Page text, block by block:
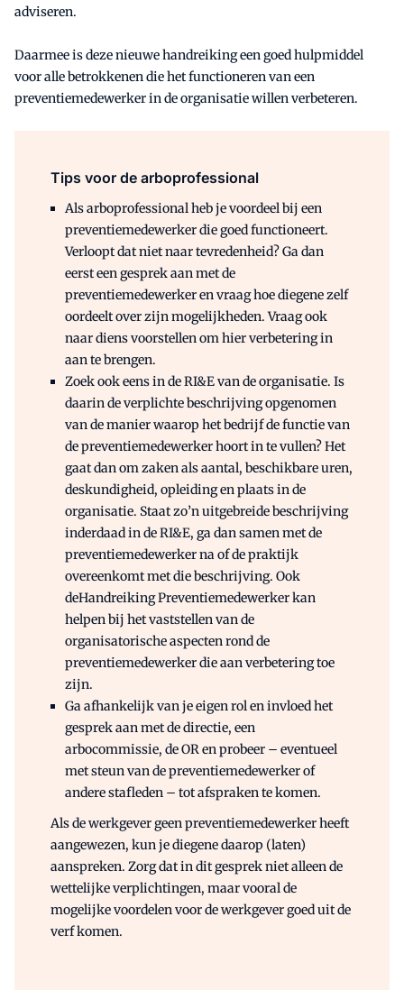
adviseren.
Daarmee is deze nieuwe handreiking een goed hulpmiddel
voor alle betrokkenen die het functioneren van een
preventiemedewerker in de organisatie willen verbeteren.
Tips voor de arboprofessional
Als arboprofessional heb je voordeel bij een
preventiemedewerker die goed functioneert.
Verloopt dat niet naar tevredenheid? Ga dan
eerst een gesprek aan met de
preventiemedewerker en vraag hoe diegene zelf
oordeelt over zijn mogelijkheden. Vraag ook
naar diens voorstellen om hier verbetering in
aan te brengen.
Zoek ook eens in de RI&E van de organisatie. Is
daarin de verplichte beschrijving opgenomen
van de manier waarop het bedrijf de functie van
de preventiemedewerker hoort in te vullen? Het
gaat dan om zaken als aantal, beschikbare uren,
deskundigheid, opleiding en plaats in de
organisatie. Staat zo’n uitgebreide beschrijving
inderdaad in de RI&E, ga dan samen met de
preventiemedewerker na of de praktijk
overeenkomt met die beschrijving. Ook
deHandreiking Preventiemedewerker kan
helpen bij het vaststellen van de
organisatorische aspecten rond de
preventiemedewerker die aan verbetering toe
zijn.
Ga afhankelijk van je eigen rol en invloed het
gesprek aan met de directie, een
arbocommissie, de OR en probeer – eventueel
met steun van de preventiemedewerker of
andere stafleden – tot afspraken te komen.
Als de werkgever geen preventiemedewerker heeft
aangewezen, kun je diegene daarop (laten)
aanspreken. Zorg dat in dit gesprek niet alleen de
wettelijke verplichtingen, maar vooral de
mogelijke voordelen voor de werkgever goed uit de
verf komen.